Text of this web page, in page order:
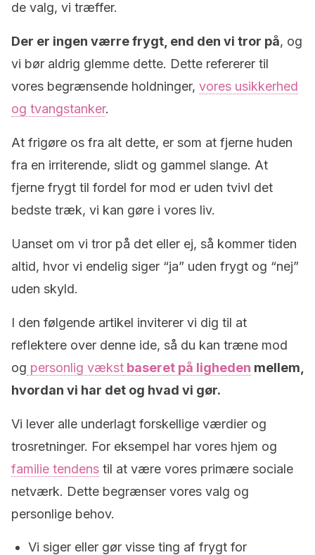
de valg, vi træffer.
Der er ingen værre frygt, end den vi tror på, og
vi bør aldrig glemme dette. Dette refererer til
vores begrænsende holdninger, vores usikkerhed
og tvangstanker.
At frigøre os fra alt dette, er som at fjerne huden
fra ​​en irriterende, slidt og gammel slange. At
fjerne frygt til fordel for mod er uden tvivl det
bedste træk, vi kan gøre i vores liv.
Uanset om vi tror på det eller ej, så kommer tiden
altid, hvor vi endelig siger “ja” uden frygt og “nej”
uden skyld.
I den følgende artikel inviterer vi dig til at
reflektere over denne ide, så du kan træne mod
og personlig vækst baseret på ligheden mellem,
hvordan vi har det og hvad vi gør.
Vi lever alle underlagt forskellige værdier og
trosretninger. For eksempel har vores hjem og
familie tendens til at være vores primære sociale
netværk. Dette begrænser vores valg og
personlige behov.
Vi siger eller gør visse ting af frygt for